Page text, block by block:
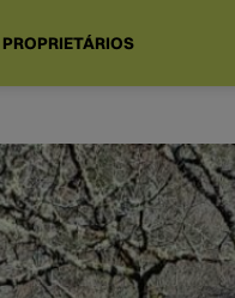
PROPRIETÁRIOS